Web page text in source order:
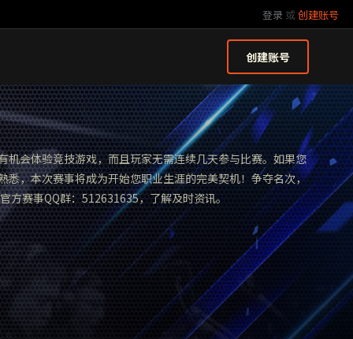
登录 或创建账号
创建账号
机会体验竞技游戏，而且玩家无需连续几天参与比赛。如果您
悉，本次赛事将成为开始您职业生涯的完美契机！争夺名次，
方赛事QQ群：512631635，了解及时资讯。